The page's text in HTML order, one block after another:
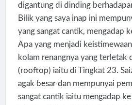
digantung di dinding
Bilik yang saya inap ini
yang sangat cantik, mengadap
Apa yang menjadi
kolam renangnya yang terletak
(rooftop) iaitu di Tingkat 23.
agak besar dan mempunyai
sangat cantik iaitu mengadap